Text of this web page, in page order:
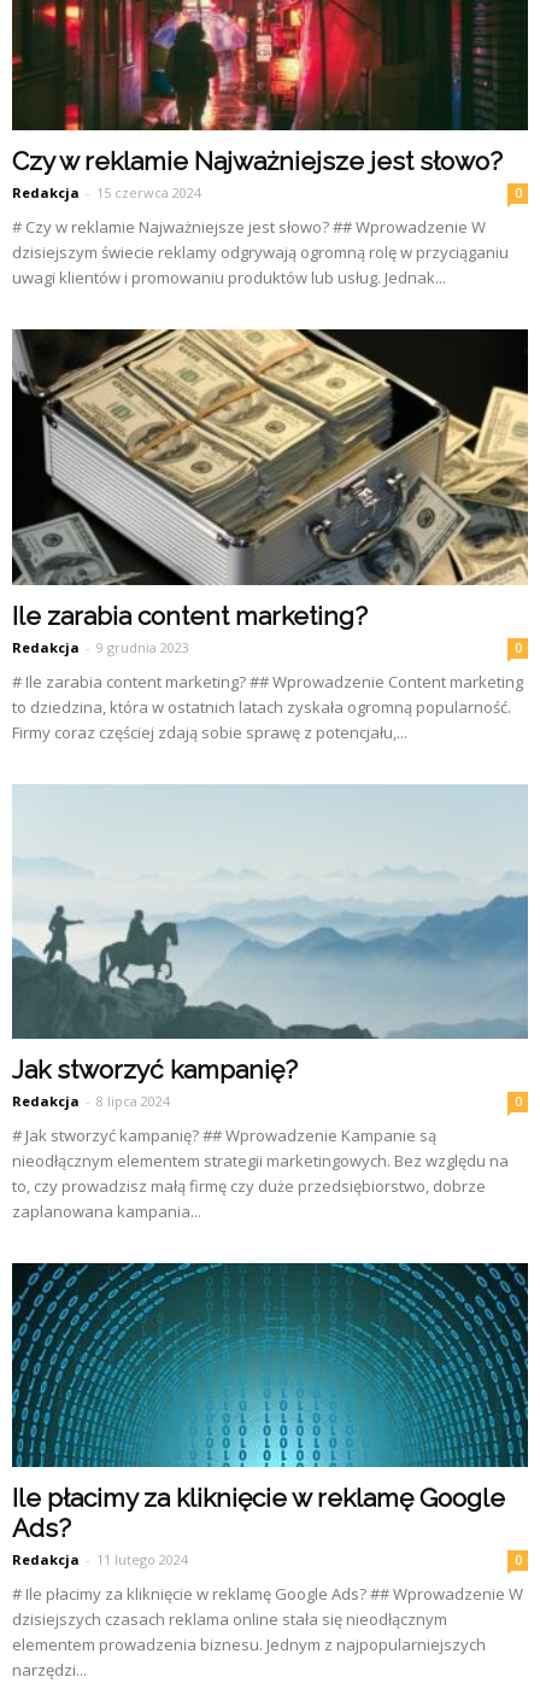
Czy w reklamie Najważniejsze jest słowo?
Redakcja - 15 czerwca 2024 0
# Czy w reklamie Najważniejsze jest słowo? ## Wprowadzenie W
dzisiejszym świecie reklamy odgrywają ogromną rolę w przyciąganiu
uwagi klientów i promowaniu produktów lub usług. Jednak...
Ile zarabia content marketing?
Redakcja - 9 grudnia 2023 0
# Ile zarabia content marketing? ## Wprowadzenie Content marketing
to dziedzina, która w ostatnich latach zyskała ogromną popularność.
Firmy coraz częściej zdają sobie sprawę z potencjału,...
Jak stworzyć kampanię?
Redakcja - 8 lipca 2024 0
# Jak stworzyć kampanię? ## Wprowadzenie Kampanie są
nieodłącznym elementem strategii marketingowych. Bez względu na
to, czy prowadzisz małą firmę czy duże przedsiębiorstwo, dobrze
zaplanowana kampania...
Ile płacimy za kliknięcie w reklamę Google
Ads?
Redakcja - 11 lutego 2024 0
# Ile płacimy za kliknięcie w reklamę Google Ads? ## Wprowadzenie W
dzisiejszych czasach reklama online stała się nieodłącznym
elementem prowadzenia biznesu. Jednym z najpopularniejszych
narzędzi...